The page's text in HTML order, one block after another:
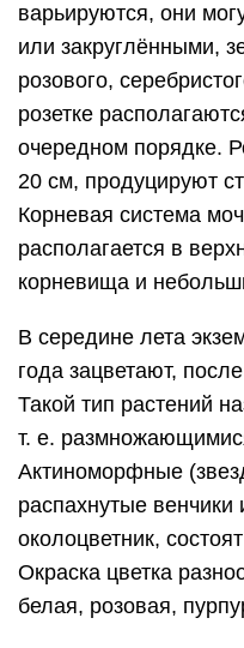
варьируются, они
или закруглёнными,
розового,
розетке
очередном порядке.
20 см, продуцируют
Корневая система
располагается в
корневища и
В середине лета
года зацветают,
Такой тип растений
т. е.
Актиноморфные
распахнутые
околоцветник,
Окраска цветка
белая, розовая,